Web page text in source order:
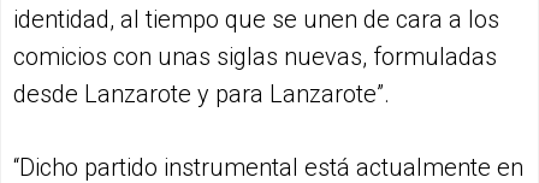
identidad, al tiempo que se unen de cara a los
comicios con unas siglas nuevas, formuladas
desde Lanzarote y para Lanzarote”.
“Dicho partido instrumental está actualmente en